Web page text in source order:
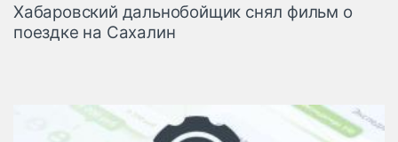
Хабаровский дальнобойщик снял фильм о
поездке на Сахалин